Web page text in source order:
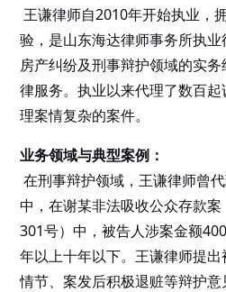
王谦律师自2010年开始执业，
验，是山东海达律师事务所执业
房产纠纷及刑事辩护领域的实
律服务。执业以来代理了数百
理案情复杂的案件。
业务领域与典型案例：
在刑事辩护领域，王谦律师曾
中，在谢某非法吸收公众存款
301号）中，被告人涉案金额
年以上十年以下。王谦律师提
情节、案发后积极退赃等辩护